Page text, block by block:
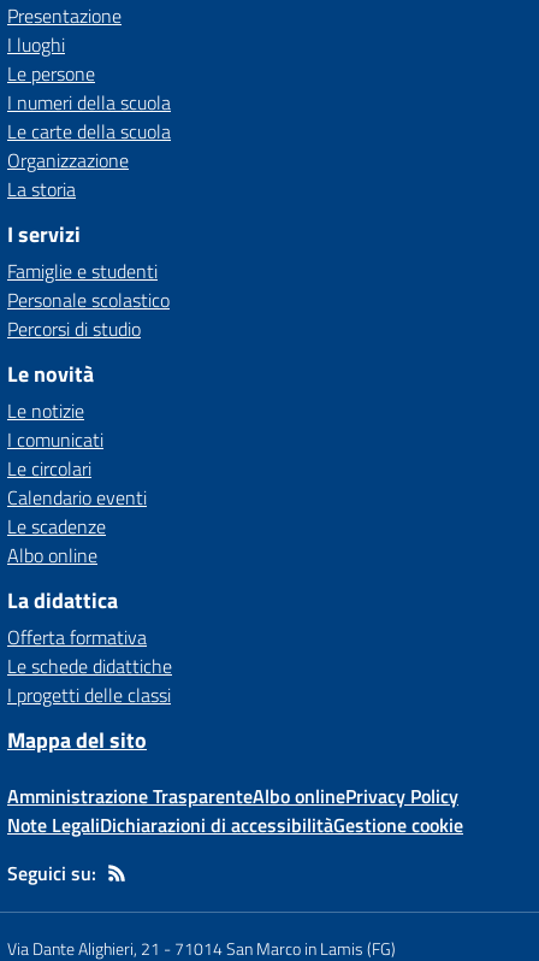
Presentazione
I luoghi
Le persone
I numeri della scuola
Le carte della scuola
Organizzazione
La storia
I servizi
Famiglie e studenti
Personale scolastico
Percorsi di studio
Le novità
Le notizie
I comunicati
Le circolari
Calendario eventi
Le scadenze
Albo online
La didattica
Offerta formativa
Le schede didattiche
I progetti delle classi
Mappa del sito
Amministrazione TrasparenteAlbo onlinePrivacy Policy
Note LegaliDichiarazioni di accessibilitàGestione cookie
Seguici su:
Via Dante Alighieri, 21 -71014 San Marco in Lamis (FG)